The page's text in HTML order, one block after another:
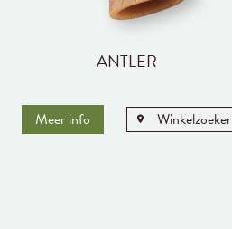
ANTLER
Meer info Winkelzoeker